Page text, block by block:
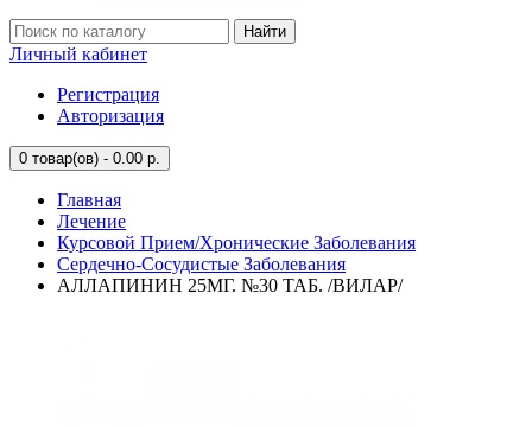
Найти
Личный кабинет
Регистрация
Авторизация
0 товар(ов) - 0.00 р.
Главная
Лечение
Курсовой Прием/Хронические Заболевания
Сердечно-Сосудистые Заболевания
АЛЛАПИНИН 25МГ. №30 ТАБ. /ВИЛАР/